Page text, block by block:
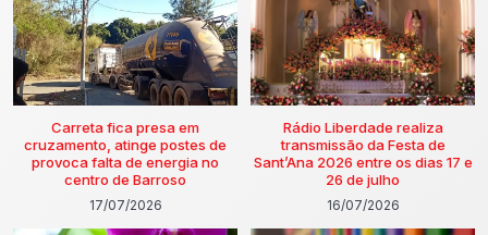
Carreta fica presa em
cruzamento, atinge postes de
provoca falta de energia no
centro de Barroso
17/07/2026
Rádio Liberdade realiza
transmissão da Festa de
Sant’Ana 2026 entre os dias 17 e
26 de julho
16/07/2026